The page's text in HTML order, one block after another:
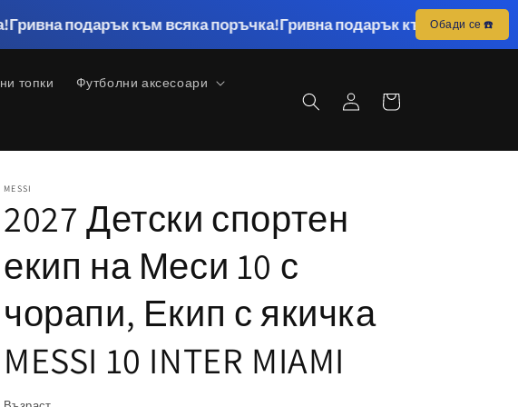
към всяка поръчка!Гривна подарък към всяка поръчка!
Обади се ☎️
топки Футболни аксесоари
Влизане Количка
MESSI
2027 Детски спортен
екип на Меси 10 с
чорапи, Екип с якичка
MESSI 10 INTER MIAMI